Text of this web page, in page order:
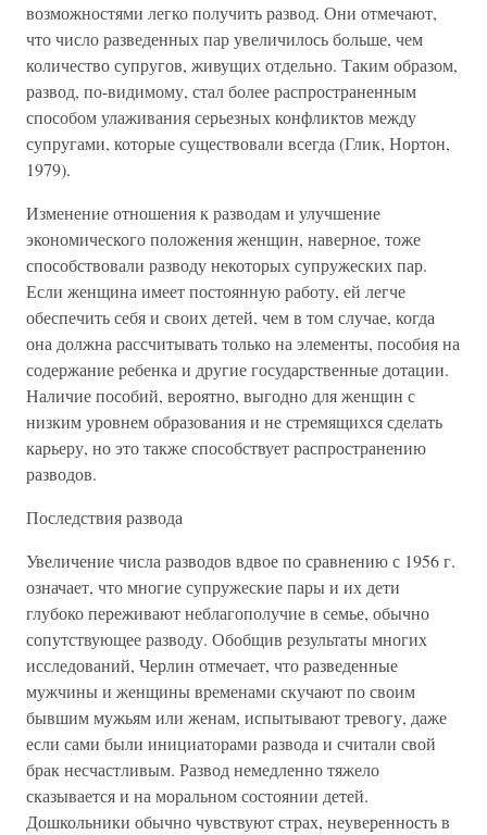
возможностями легко получить развод. Они отмечают,
что число разведенных пар увеличилось больше, чем
количество супругов, живущих отдельно. Таким образом,
развод, по-видимому, стал более распространенным
способом улаживания серьезных конфликтов между
супругами, которые существовали всегда (Глик, Нортон,
1979).
Изменение отношения к разводам и улучшение
экономического положения женщин, наверное, тоже
способствовали разводу некоторых супружеских пар.
Если женщина имеет постоянную работу, ей легче
обеспечить себя и своих детей, чем в том случае, когда
она должна рассчитывать только на элементы, пособия на
содержание ребенка и другие государственные дотации.
Наличие пособий, вероятно, выгодно для женщин с
низким уровнем образования и не стремящихся сделать
карьеру, но это также способствует распространению
разводов.
Последствия развода
Увеличение числа разводов вдвое по сравнению с 1956 г.
означает, что многие супружеские пары и их дети
глубоко переживают неблагополучие в семье, обычно
сопутствующее разводу. Обобщив результаты многих
исследований, Черлин отмечает, что разведенные
мужчины и женщины временами скучают по своим
бывшим мужьям или женам, испытывают тревогу, даже
если сами были инициаторами развода и считали свой
брак несчастливым. Развод немедленно тяжело
сказывается и на моральном состоянии детей.
Дошкольники обычно чувствуют страх, неуверенность в